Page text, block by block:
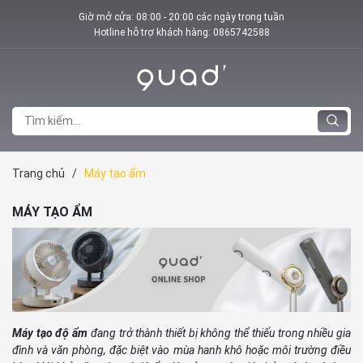
Giờ mở cửa: 08:00 - 20:00 các ngày trong tuần
Hotline hỗ trợ khách hàng: 0865742588
Trang chủ / Máy tạo ẩm
MÁY TẠO ẨM
Máy tạo độ ẩm đang trở thành thiết bị không thể thiếu trong nhiều gia
đình và văn phòng, đặc biệt vào mùa hanh khô hoặc môi trường điều